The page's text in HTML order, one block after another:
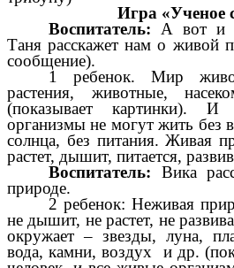
Игра «Ученое
Воспитатель: А вот и
Таня расскажет нам о живой
сообщение).
1 ребенок. Мир
растения, животные,
(показывает картинки).
организмы не могут жить без
солнца, без питания. Живая
растет, дышит, питается,
Воспитатель: Вика
природе.
2 ребенок: Неживая
не дышит, не растет, не
окружает – звезды, луна,
вода, камни, воздух и др.